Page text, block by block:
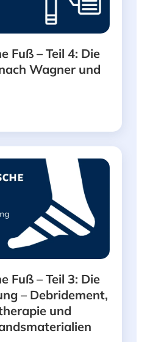
Fuß – Teil 4: Die
Wagner und
Fuß – Teil 3: Die
– Debridement,
und